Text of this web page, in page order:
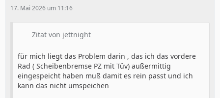
17. Mai 2026 um 11:16
Zitat von jettnight
für mich liegt das Problem darin , das ich das vordere
Rad ( Scheibenbremse PZ mit Tüv) außermittig
eingespeicht haben muß damit es rein passt und ich
kann das nicht umspeichen